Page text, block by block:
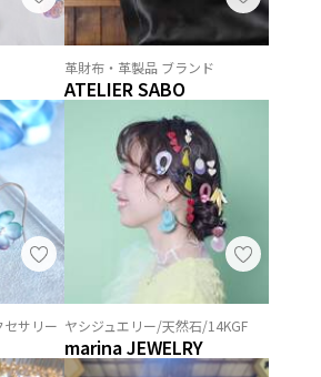
革財布・革製品 ブランド
ATELIER SABO
サリー ヤシジュエリー/天然石/14KGF
marina JEWELRY